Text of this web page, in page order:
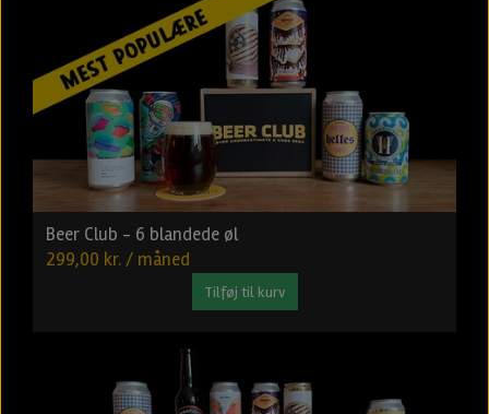
Beer Club - 6 blandede øl
299,00 kr. / måned
Tilføj til kurv